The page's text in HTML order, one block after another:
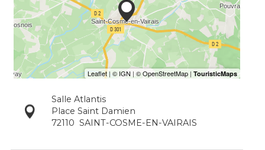
Salle Atlantis
Place Saint Damien
72110 SAINT-COSME-EN-VAIRAIS